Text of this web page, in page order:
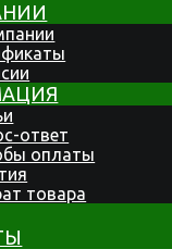
ответ
оплаты
товара